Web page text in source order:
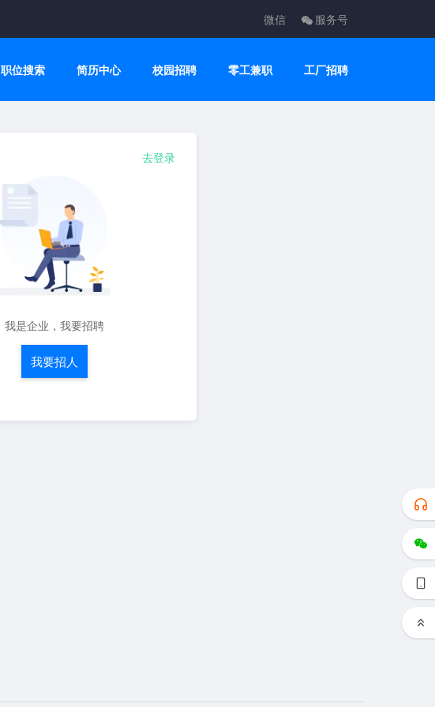
微信 服务号
职位搜索 简历中心 校园招聘 零工兼职 工厂招聘
我是企业，我要招聘
我要招人
去登录